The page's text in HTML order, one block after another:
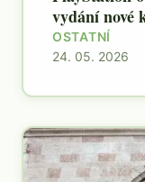
vydání nové
OSTATNÍ
24. 05. 2026